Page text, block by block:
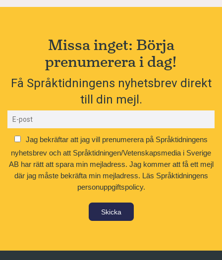
Missa inget: Börja
prenumerera i dag!
Få Språktidningens nyhetsbrev direkt
till din mejl.
Jag bekräftar att jag vill prenumerera på Språktidningens
nyhetsbrev och att Språktidningen/Vetenskapsmedia i Sverige
AB har rätt att spara min mejladress. Jag kommer att få ett mejl
där jag måste bekräfta min mejladress. Läs Språktidningens
personuppgiftspolicy.
Skicka